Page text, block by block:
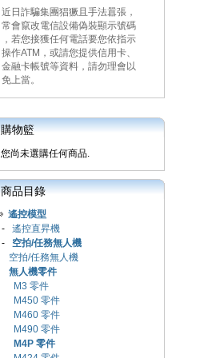
近日詐騙集團猖獗且手法囂張，
常會竄改電信設備偽裝顯示號碼
，若您接獲任何電話要您依指示
操作ATM，或請您提供信用卡、
金融卡帳號等資料，請勿理會以
免上當。
購物籃
您尚未選購任何商品.
商品目錄
遙控模型
- 遙控直昇機
- 空拍/任務無人機
空拍/任務無人機
無人機零件
M3 零件
M450 零件
M460 零件
M490 零件
M4P 零件